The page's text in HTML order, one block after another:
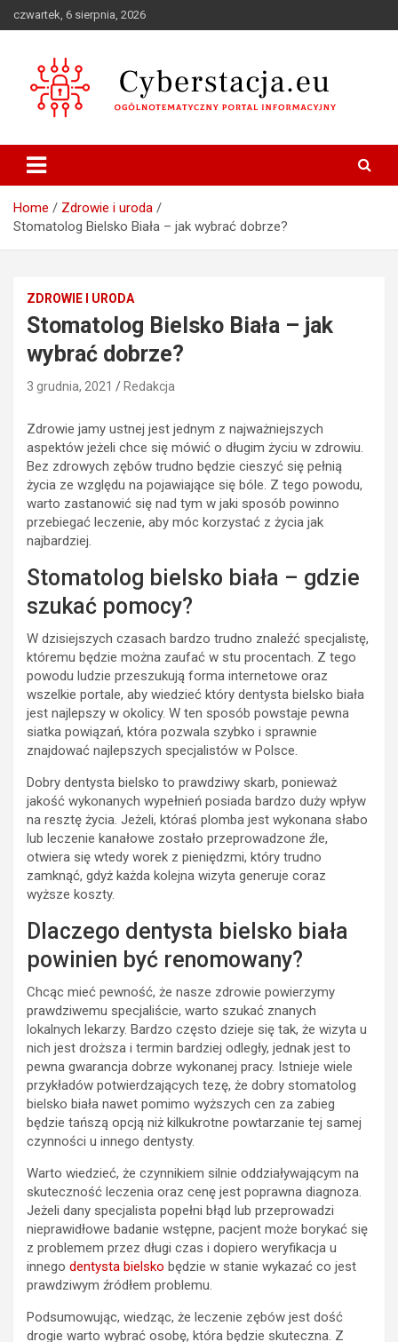
to
czwartek, 6 sierpnia, 2026
Cyberstacja.eu
Home
Zdrowie i uroda
Stomatolog Bielsko Biała – jak wybrać dobrze?
ZDROWIE I URODA
Stomatolog Bielsko Biała – jak
wybrać dobrze?
3 grudnia, 2021 Redakcja
Zdrowie jamy ustnej jest jednym z najważniejszych
aspektów jeżeli chce się mówić o długim życiu w zdrowiu.
Bez zdrowych zębów trudno będzie cieszyć się pełnią
życia ze względu na pojawiające się bóle. Z tego powodu,
warto zastanowić się nad tym w jaki sposób powinno
przebiegać leczenie, aby móc korzystać z życia jak
najbardziej.
Stomatolog bielsko biała – gdzie
szukać pomocy?
W dzisiejszych czasach bardzo trudno znaleźć specjalistę,
któremu będzie można zaufać w stu procentach. Z tego
powodu ludzie przeszukują forma internetowe oraz
wszelkie portale, aby wiedzieć który dentysta bielsko biała
jest najlepszy w okolicy. W ten sposób powstaje pewna
siatka powiązań, która pozwala szybko i sprawnie
znajdować najlepszych specjalistów w Polsce.
Dobry dentysta bielsko to prawdziwy skarb, ponieważ
jakość wykonanych wypełnień posiada bardzo duży wpływ
na resztę życia. Jeżeli, któraś plomba jest wykonana słabo
lub leczenie kanałowe zostało przeprowadzone źle,
otwiera się wtedy worek z pieniędzmi, który trudno
zamknąć, gdyż każda kolejna wizyta generuje coraz
wyższe koszty.
Dlaczego dentysta bielsko biała
powinien być renomowany?
Chcąc mieć pewność, że nasze zdrowie powierzymy
prawdziwemu specjaliście, warto szukać znanych
lokalnych lekarzy. Bardzo często dzieje się tak, że wizyta u
nich jest droższa i termin bardziej odległy, jednak jest to
pewna gwarancja dobrze wykonanej pracy. Istnieje wiele
przykładów potwierdzających tezę, że dobry stomatolog
bielsko biała nawet pomimo wyższych cen za zabieg
będzie tańszą opcją niż kilkukrotne powtarzanie tej samej
czynności u innego dentysty.
Warto wiedzieć, że czynnikiem silnie oddziaływającym na
skuteczność leczenia oraz cenę jest poprawna diagnoza.
Jeżeli dany specjalista popełni błąd lub przeprowadzi
nieprawidłowe badanie wstępne, pacjent może borykać się
z problemem przez długi czas i dopiero weryfikacja u
innego dentysta bielsko będzie w stanie wykazać co jest
prawdziwym źródłem problemu.
Podsumowując, wiedząc, że leczenie zębów jest dość
drogie warto wybrać osobę, która będzie skuteczna. Z